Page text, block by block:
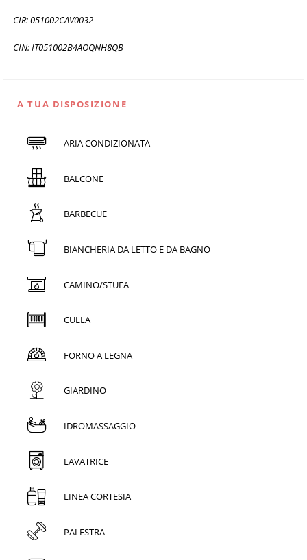
CIR: 051002CAV0032
CIN: IT051002B4AOQNH8QB
A TUA DISPOSIZIONE
ARIA CONDIZIONATA
BALCONE
BARBECUE
BIANCHERIA DA LETTO E DA BAGNO
CAMINO/STUFA
CULLA
FORNO A LEGNA
GIARDINO
IDROMASSAGGIO
LAVATRICE
LINEA CORTESIA
PALESTRA